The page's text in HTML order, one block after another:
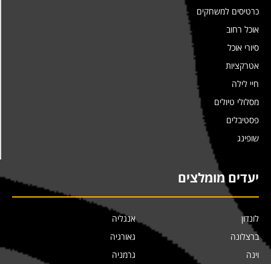
כרטיסים למשחקים
אוכל רחוב
סיורי אוכל
אטרקציות
חיי לילה
מסלולי טיולים
פסטיבלים
שופינג
יעדים מומלצים
לונדון
ברצלונה
וינה
אנגליה
גאורגיה
גרמניה